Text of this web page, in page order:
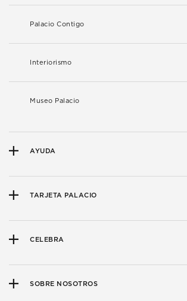
Palacio Contigo
Interiorismo
Museo Palacio
AYUDA
TARJETA PALACIO
CELEBRA
SOBRE NOSOTROS